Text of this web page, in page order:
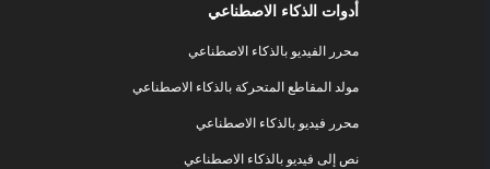
أدوات الذكاء الاصطناعي
محرر الفيديو بالذكاء الاصطناعي
مولد المقاطع المتحركة بالذكاء الاصطناعي
محرر فيديو بالذكاء الاصطناعي
نص إلى فيديو بالذكاء الاصطناعي